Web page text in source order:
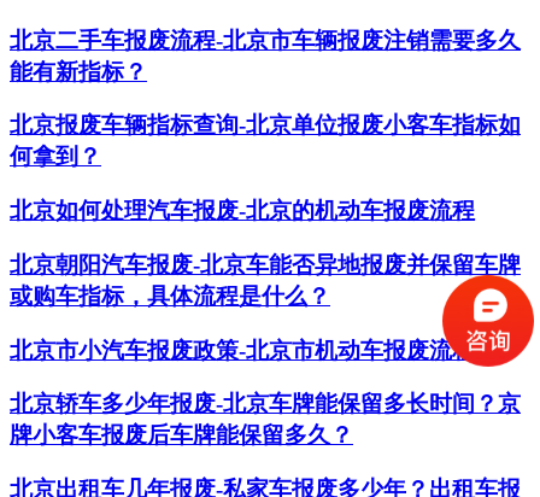
北京二手车报废流程-北京市车辆报废注销需要多久
能有新指标？
北京报废车辆指标查询-北京单位报废小客车指标如
何拿到？
北京如何处理汽车报废-北京的机动车报废流程
北京朝阳汽车报废-北京车能否异地报废并保留车牌
或购车指标，具体流程是什么？
北京市小汽车报废政策-北京市机动车报废流程
北京轿车多少年报废-北京车牌能保留多长时间？京
牌小客车报废后车牌能保留多久？
​北京出租车几年报废-私家车报废多少年？出租车报